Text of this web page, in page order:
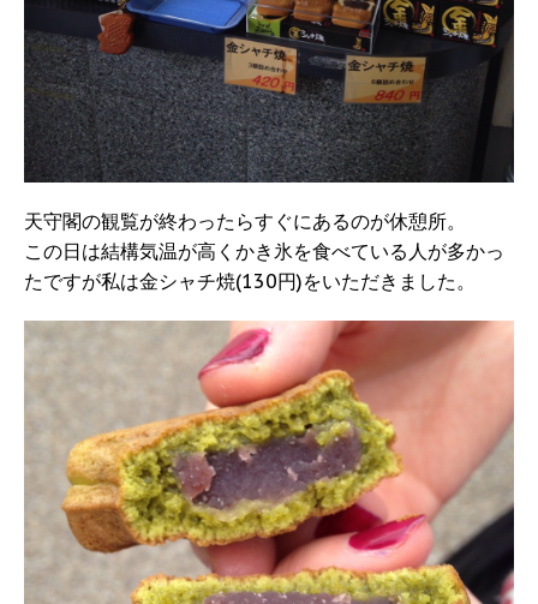
天守閣の観覧が終わったらすぐにあるのが休憩所。
この日は結構気温が高くかき氷を食べている人が多かっ
たですが私は金シャチ焼(130円)をいただきました。